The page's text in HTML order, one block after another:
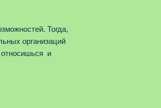
Тогда,
организаций
относишься и